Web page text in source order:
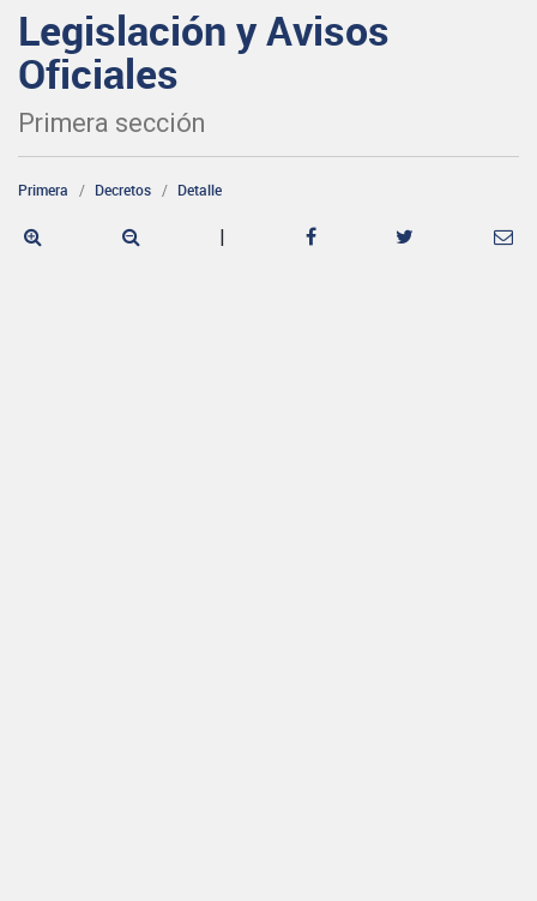
Legislación y Avisos
Oficiales
Primera sección
Primera Decretos Detalle
|